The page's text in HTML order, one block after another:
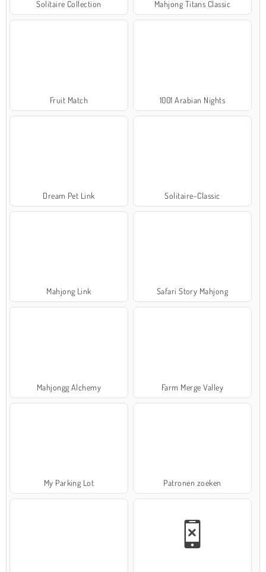
Solitaire Collection Mahjong Titans Classic
Fruit Match 1001 Arabian Nights
Dream Pet Link Solitaire-Classic
Mahjong Link Safari Story Mahjong
Mahjongg Alchemy Farm Merge Valley
My Parking Lot Patronen zoeken